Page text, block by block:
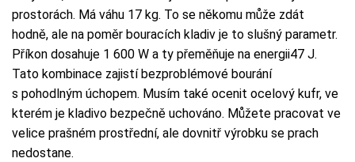
prostorách. Má váhu 17 kg. To se někomu může zdát
hodně, ale na poměr bouracích kladiv je to slušný parametr.
Příkon dosahuje 1 600 W a ty přeměňuje na energii47 J.
Tato kombinace zajistí bezproblémové bourání
s pohodlným úchopem. Musím také ocenit ocelový kufr, ve
kterém je kladivo bezpečně uchováno. Můžete pracovat ve
velice prašném prostřední, ale dovnitř výrobku se prach
nedostane.